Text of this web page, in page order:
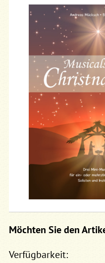
Möchten Sie den
Verfügbarkeit: